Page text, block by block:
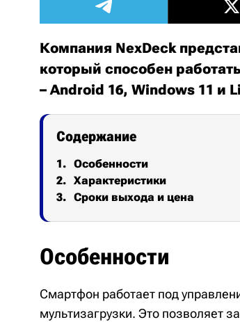
Компания NexDeck
который способен
– Android 16, Windows 11 и
Содержание
Особенности
Характеристики
Сроки выхода и цена
Особенности
Смартфон работает под
мультизагрузки. Это позволяет